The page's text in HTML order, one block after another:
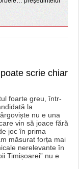
scrie chiar
foarte greu, într-
la
nu e una
vin să joace fără
joc în prima
măsurat forța mai
nerelevante în
Timișoarei” nu e